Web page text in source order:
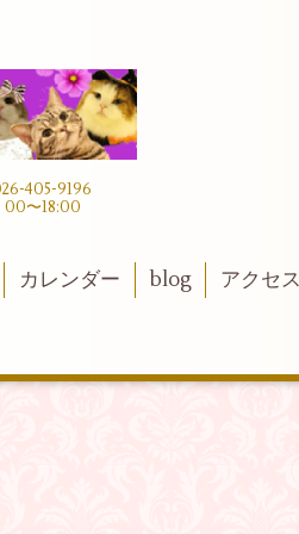
405-9196
00〜18:00
カレンダー blog アクセス